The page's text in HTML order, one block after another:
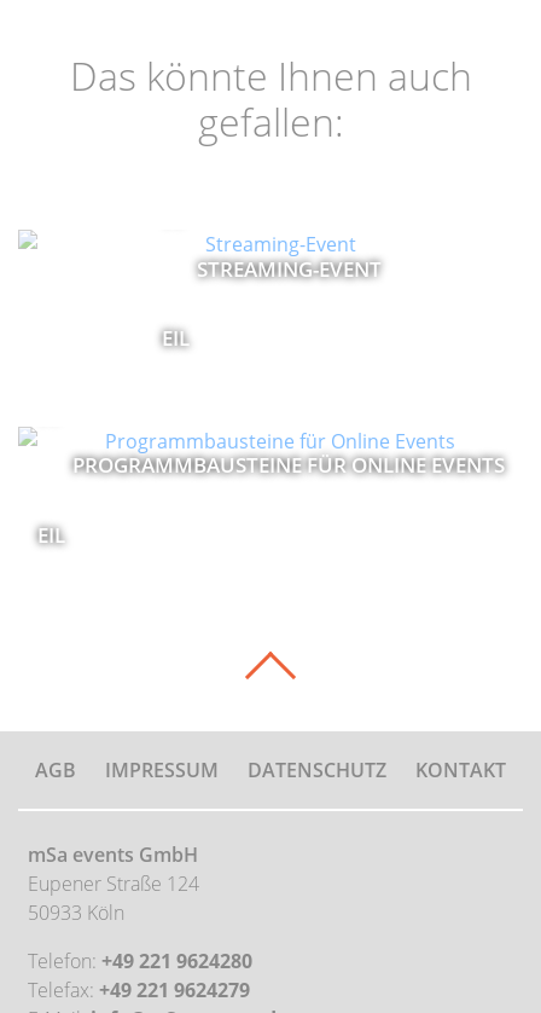
Das könnte Ihnen auch
gefallen:
STREAMING-EVENT
PROGRAMMBAUSTEINE FÜR ONLINE EVENTS
AGB IMPRESSUM DATENSCHUTZ KONTAKT
mSa events GmbH
Eupener Straße 124
50933 Köln
Telefon: +49 221 9624280
Telefax: +49 221 9624279